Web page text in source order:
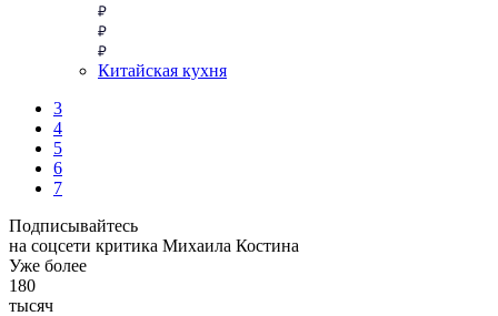
Китайская кухня
3
4
5
6
7
Подписывайтесь
на соцсети критика Михаила Костина
Уже более
180
тысяч